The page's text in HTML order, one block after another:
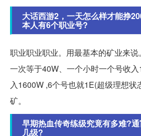
大话西游2，一天怎么样才能挣
本人有6个职业号?
职业职业职业。用最基本的矿业来
一次等于40W、一个小时一个号收
入1600W ,6个号也就1E(超级理想状
矿。
早期热血传奇练级究竟有多难?
几级?